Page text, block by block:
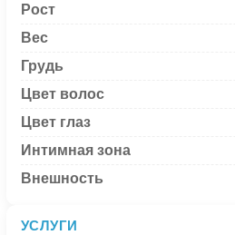
Рост
Вес
Грудь
Цвет волос
Цвет глаз
Интимная зона
Внешность
УСЛУГИ